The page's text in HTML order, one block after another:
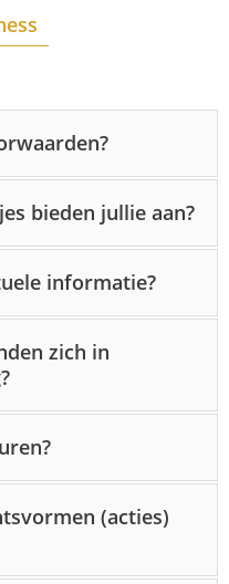
bieden jullie aan?
informatie?
zich in
(acties)